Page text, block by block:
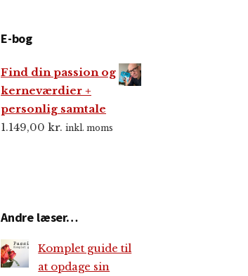
E-bog
Find din passion og
kerneværdier +
personlig samtale
1.149,00 kr. inkl. moms
Andre læser…
Komplet guide til
at opdage sin